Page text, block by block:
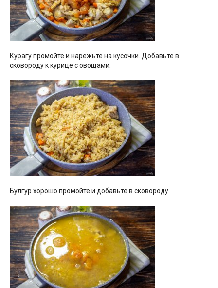
Курагу промойте и нарежьте на кусочки. Добавьте в
сковороду к курице с овощами.
Булгур хорошо промойте и добавьте в сковороду.